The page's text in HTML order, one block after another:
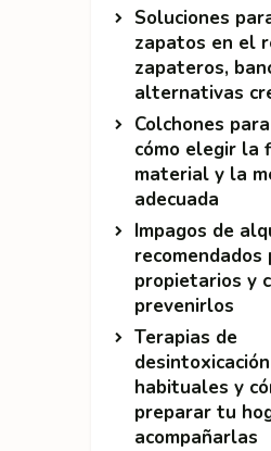
Soluciones
zapatos en el
zapateros,
alternativas
Colchones
cómo elegir la
material y la
adecuada
Impagos de
recomendados
propietarios y
prevenirlos
Terapias de
habituales y
preparar tu
acompañarlas